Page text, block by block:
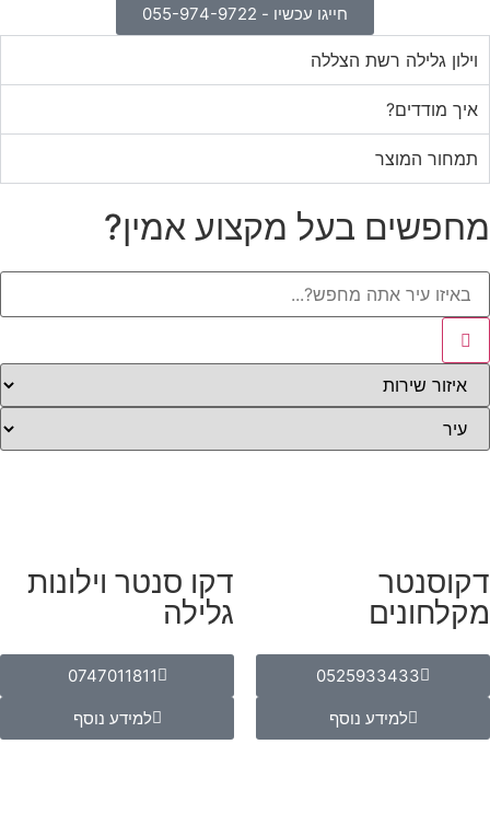
חייגו עכשיו - 055-974-9722
וילון גלילה רשת הצללה
איך מודדים?
תמחור המוצר
מחפשים בעל מקצוע אמין?
דקוסנטר
מקלחונים
0525933433
למידע נוסף
דקו סנטר וילונות
גלילה
0747011811
למידע נוסף